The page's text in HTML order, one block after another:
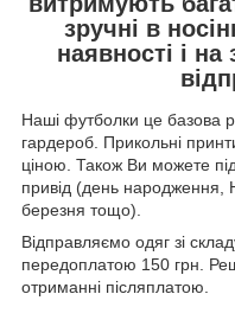
зручні в
наявності і
Наші футболки це базова
гардероб. Прикольні
ціною. Також Ви можете
привід (день народження,
березня тощо).
Відправляємо одяг зі
передоплатою 150 грн.
отриманні післяплатою.